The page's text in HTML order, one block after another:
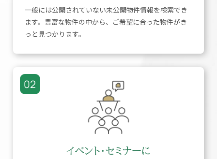
一般には公開されていない未公開物件情報を検索でき
ます。豊富な物件の中から、ご希望に合った物件がき
っと見つかります。
02
イベント・セミナーに